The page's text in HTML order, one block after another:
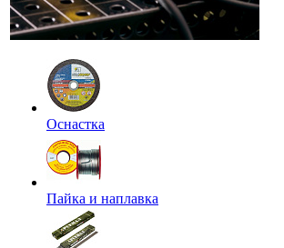
Оснастка
Пайка и наплавка